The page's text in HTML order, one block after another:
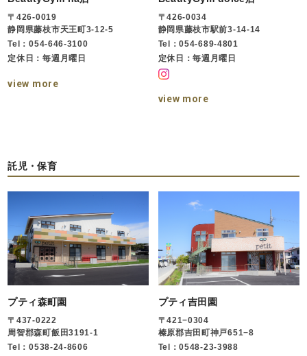
〒426-0019
静岡県藤枝市天王町3-12-5
Tel：054-646-3100
定休日：毎週月曜日
view more
〒426-0034
静岡県藤枝市駅前3-14-14
Tel：054-689-4801
定休日：毎週月曜日
view more
託児・保育
プティ森町園
〒437-0222
周智郡森町飯田3191-1
Tel：0538-24-8606
プティ吉田園
〒421−0304
榛原郡吉田町神戸651−8
Tel：0548-23-3988